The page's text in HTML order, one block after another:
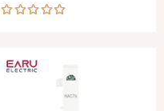
of 5